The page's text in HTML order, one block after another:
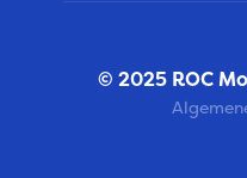
© 2025 ROC